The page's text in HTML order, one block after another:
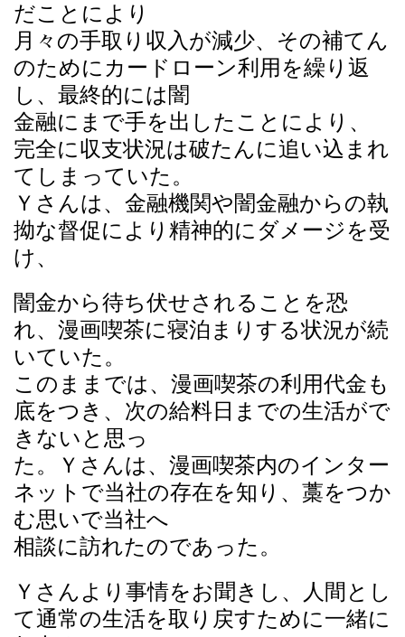
だことにより
月々の手取り収入が減少、その補てん
のためにカードローン利用を繰り返
し、最終的には闇
金融にまで手を出したことにより、
完全に収支状況は破たんに追い込まれ
てしまっていた。
Ｙさんは、金融機関や闇金融からの執
拗な督促により精神的にダメージを受
け、
闇金から待ち伏せされることを恐
れ、漫画喫茶に寝泊まりする状況が続
いていた。
このままでは、漫画喫茶の利用代金も
底をつき、次の給料日までの生活がで
きないと思っ
た。Ｙさんは、漫画喫茶内のインター
ネットで当社の存在を知り、藁をつか
む思いで当社へ
相談に訪れたのであった。
Ｙさんより事情をお聞きし、人間とし
て通常の生活を取り戻すために一緒に